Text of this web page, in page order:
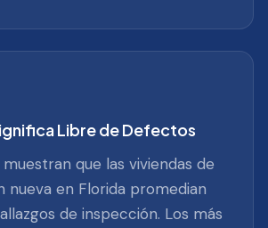
Libre de Defectos
que las viviendas de
nueva en Florida promedian
de inspección. Los más